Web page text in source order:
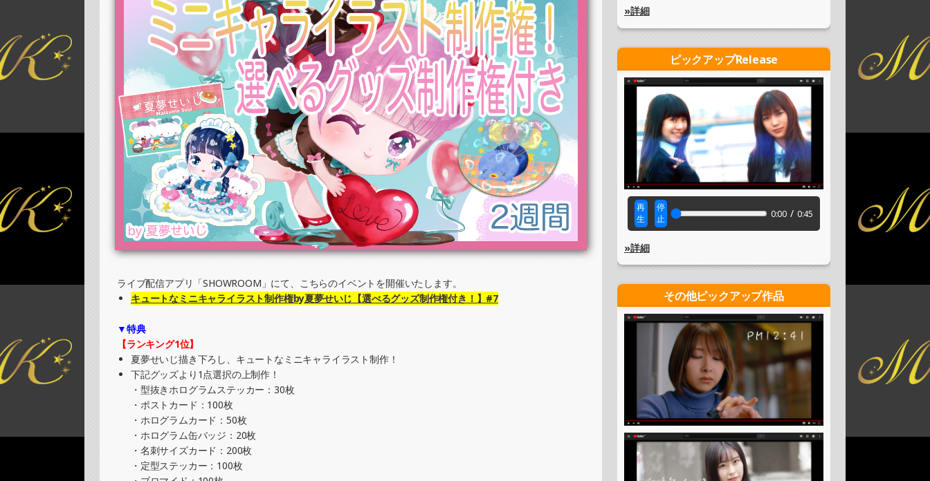
2025/07/04
SHOWROOMでイベント開催（PETコースター制作・PRイベント）
»もっと見る
2025/07/04
SHOWROOMでイベント開催（オリジナルカード制作・PRイベント）
»もっと見る
2025/06/29
SHOWROOMでの開催イベント結果（ホログラムカード＆ステッカー制作・PRイベント）
»もっと見る
2025/06/26
SHOWROOMでイベント開催（缶バッチ＆ステッカー制作・PRイベント）
»もっと見る
2025/06/22
SHOWROOMでの開催イベント結果（缶バッチ＆ステッカー制作・PRイベント）
»もっと見る
SHOWROOMでイベント開催（ホログラムステッカー制作・PRイベント）
»もっと見る
2025/06/16
SHOWROOMでイベント開催（キャラクターイラスト提供イベント）
»もっと見る
2025/06/15
SHOWROOMでの開催イベント結果（ホログラムステッカー制作・PRイベント）
»もっと見る
ライブ配信アプリ「SHOWROOM」にて、こちらのイベントを開催いたします。
キュートなミニキャライラスト制作権by夏夢せいじ【選べるグッズ制作権付き！】#7
▼特典
【ランキング1位】
夏夢せいじ描き下ろし、キュートなミニキャライラスト制作！
下記グッズより1点選択の上制作！
・型抜きホログラムステッカー：30枚
・ポストカード：100枚
・ホログラムカード：50枚
・ホログラム缶バッジ：20枚
・名刺サイズカード：200枚
・定型ステッカー：100枚
»詳細
ピックアップRelease
再
生
停
止
0:00 / 0:45
»詳細
その他ピックアップ作品